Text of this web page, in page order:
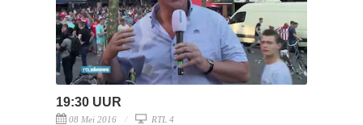
19:30 UUR
08 Mei 2016 RTL 4